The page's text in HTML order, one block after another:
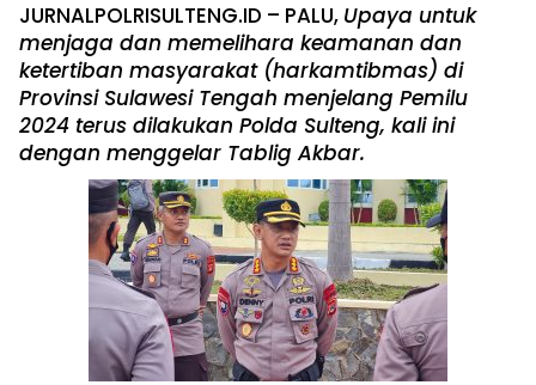
JURNALPOLRISULTENG.ID – PALU, Upaya untuk
menjaga dan memelihara keamanan dan
ketertiban masyarakat (harkamtibmas) di
Provinsi Sulawesi Tengah menjelang Pemilu
2024 terus dilakukan Polda Sulteng, kali ini
dengan menggelar Tablig Akbar.